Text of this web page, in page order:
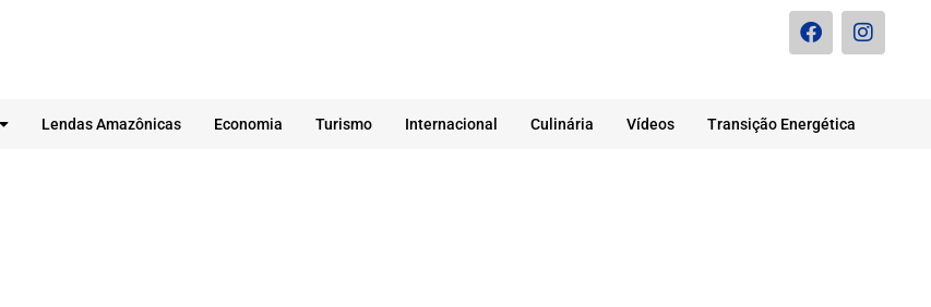
Lendas Amazônicas Economia Turismo Internacional Culinária Vídeos Transição Energética